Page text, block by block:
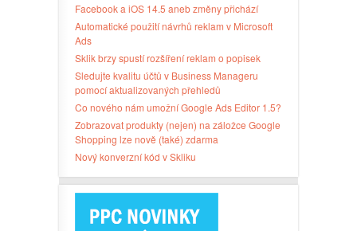
Facebook a iOS 14.5 aneb změny přichází
Automatické použití návrhů reklam v Microsoft
Ads
Sklik brzy spustí rozšíření reklam o popisek
Sledujte kvalitu účtů v Business Manageru
pomocí aktualizovaných přehledů
Co nového nám umožní Google Ads Editor 1.5?
Zobrazovat produkty (nejen) na záložce Google
Shopping lze nově (také) zdarma
Nový konverzní kód v Skliku